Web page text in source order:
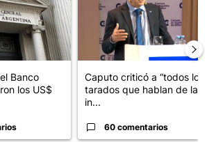
Banco
los US$
Caputo criticó a “todos los
tarados que hablan de la
in...
60 comentarios